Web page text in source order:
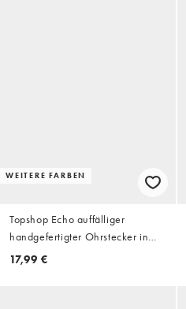
WEITERE FARBEN
Topshop Echo auffälliger
handgefertigter Ohrstecker in
Dunkelgrün
17,99 €